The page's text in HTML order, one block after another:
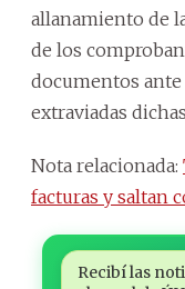
allanamiento de
de los
documentos
extraviadas
Nota relacionada:
facturas y saltan
Recibí las